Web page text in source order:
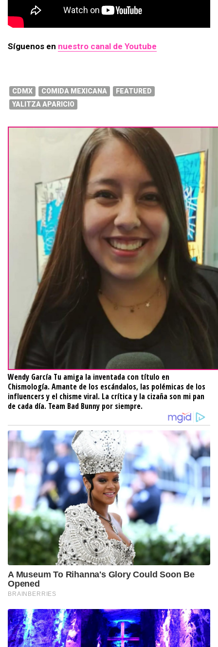
Síguenos en nuestro canal de Youtube
CDMX COMIDA MEXICANA
FEATURED
YALITZA APARICIO
Wendy García Tu amiga la inventada con título en
Chismología. Amante de los escándalos, las polémicas de los
influencers y el chisme viral. La crítica y la cizaña son mi pan
de cada día. Team Bad Bunny por siempre.